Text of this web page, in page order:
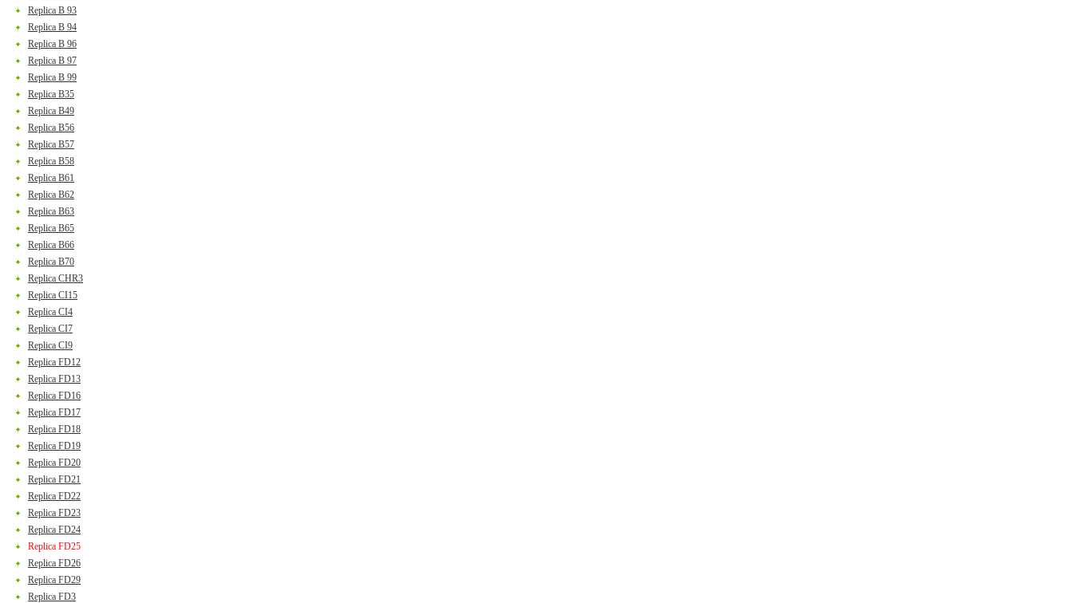
Replica B 93
Replica B 94
Replica B 96
Replica B 97
Replica B 99
Replica B35
Replica B49
Replica B56
Replica B57
Replica B58
Replica B61
Replica B62
Replica B63
Replica B65
Replica B66
Replica B70
Replica CHR3
Replica CI15
Replica CI4
Replica CI7
Replica CI9
Replica FD12
Replica FD13
Replica FD16
Replica FD17
Replica FD18
Replica FD19
Replica FD20
Replica FD21
Replica FD22
Replica FD23
Replica FD24
Replica FD25
Replica FD26
Replica FD29
Replica FD3